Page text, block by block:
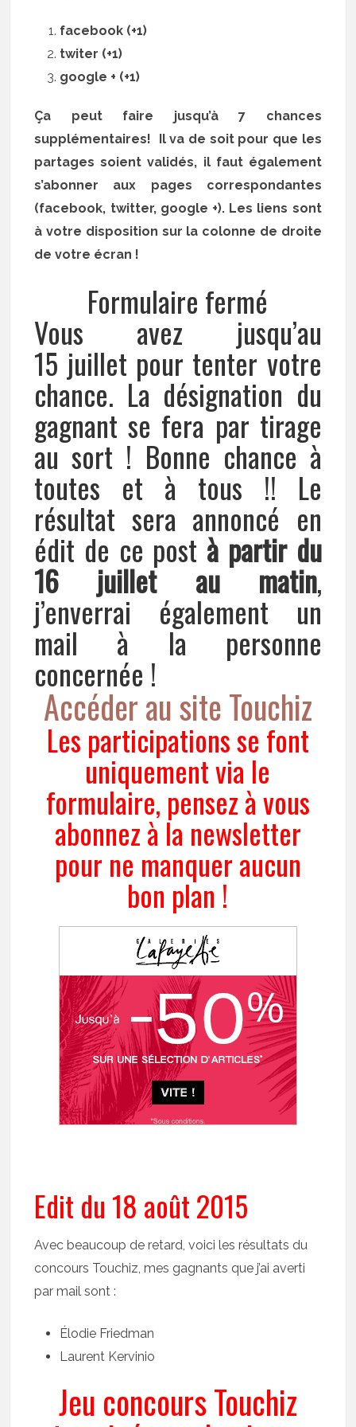
facebook (+1)
twiter (+1)
google + (+1)
Ça peut faire jusqu’à 7 chances
supplémentaires! Il va de soit pour que les
partages soient validés, il faut également
s’abonner aux pages correspondantes
(facebook, twitter, google +). Les liens sont
à votre disposition sur la colonne de droite
de votre écran !
Formulaire fermé
Vous avez jusqu’au
15 juillet pour tenter votre
chance. La désignation du
gagnant se fera par tirage
au sort ! Bonne chance à
toutes et à tous !! Le
résultat sera annoncé en
édit de ce post à partir du
16 juillet au matin,
j’enverrai également un
mail à la personne
concernée !
Accéder au site Touchiz
Les participations se font
uniquement via le
formulaire, pensez à vous
abonnez à la newsletter
pour ne manquer aucun
bon plan !
Edit du 18 août 2015
Avec beaucoup de retard, voici les résultats du
concours Touchiz, mes gagnants que j’ai averti
par mail sont :
Élodie Friedman
Laurent Kervinio
Jeu concours Touchiz